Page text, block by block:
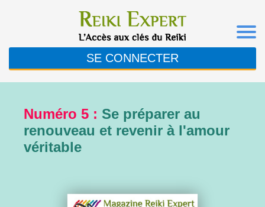
SE CONNECTER
Numéro 5 : Se préparer au
renouveau et revenir à l'amour
véritable